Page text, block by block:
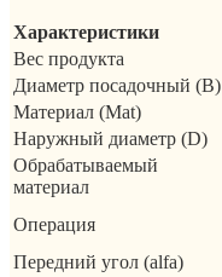
Характеристики
Вес продукта
Диаметр посадочный (B)
Материал (Mat)
Наружный диаметр (D)
Обрабатываемый
материал
Операция
Передний угол (alfa)